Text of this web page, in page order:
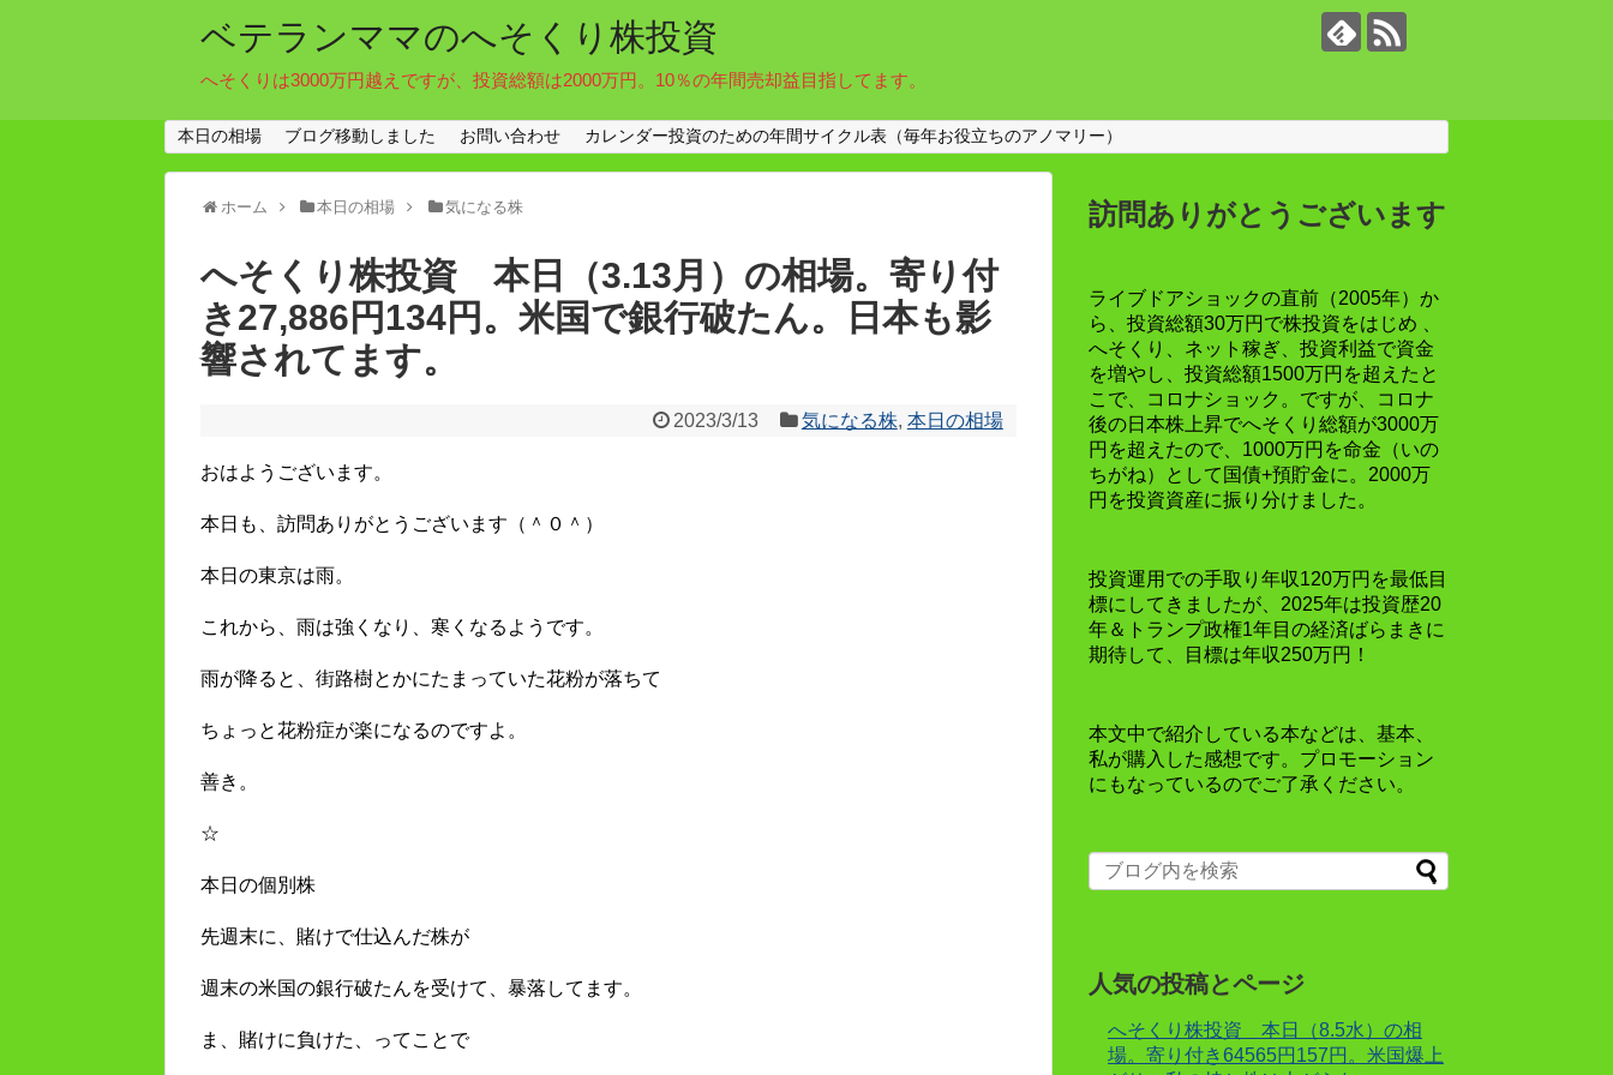
ベテランママのへそくり株投資
へそくりは3000万円越えですが、投資総額は2000万円。10％の年間売却益目指してます。
本日の相場 ブログ移動しました お問い合わせ カレンダー投資のための年間サイクル表（毎年お役立ちのアノマリー）
ホーム 本日の相場 気になる株
へそくり株投資 本日（3.13月）の相場。寄り付
き27,886円134円。米国で銀行破たん。日本も影
響されてます。
2023/3/13 気になる株, 本日の相場
おはようございます。
本日も、訪問ありがとうございます（＾０＾）
本日の東京は雨。
これから、雨は強くなり、寒くなるようです。
雨が降ると、街路樹とかにたまっていた花粉が落ちて
ちょっと花粉症が楽になるのですよ。
善き。
☆
本日の個別株
先週末に、賭けで仕込んだ株が
週末の米国の銀行破たんを受けて、暴落してます。
ま、賭けに負けた、ってことで
訪問ありがとうございます
ライブドアショックの直前（2005年）か
ら、投資総額30万円で株投資をはじめ 、
へそくり、ネット稼ぎ、投資利益で資金
を増やし、投資総額1500万円を超えたと
こで、コロナショック。ですが、コロナ
後の日本株上昇でへそくり総額が3000万
円を超えたので、1000万円を命金（いの
ちがね）として国債+預貯金に。2000万
円を投資資産に振り分けました。
投資運用での手取り年収120万円を最低目
標にしてきましたが、2025年は投資歴20
年＆トランプ政権1年目の経済ばらまきに
期待して、目標は年収250万円！
本文中で紹介している本などは、基本、
私が購入した感想です。プロモーション
にもなっているのでご了承ください。
人気の投稿とページ
へそくり株投資 本日（8.5水）の相
場。寄り付き64565円157円。米国爆上